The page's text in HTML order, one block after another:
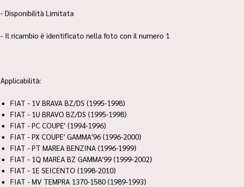
- Disponibilità Limitata
- Il ricambio è identificato nella foto con il numero 1
Applicabilità:
FIAT - 1V BRAVA BZ/DS (1995-1998)
FIAT - 1U BRAVO BZ/DS (1995-1998)
FIAT - PC COUPE' (1994-1996)
FIAT - PX COUPE' GAMMA'96 (1996-2000)
FIAT - PT MAREA BENZINA (1996-1999)
FIAT - 1Q MAREA BZ GAMMA'99 (1999-2002)
FIAT - 1E SEICENTO (1998-2010)
FIAT - MV TEMPRA 1370-1580 (1989-1993)